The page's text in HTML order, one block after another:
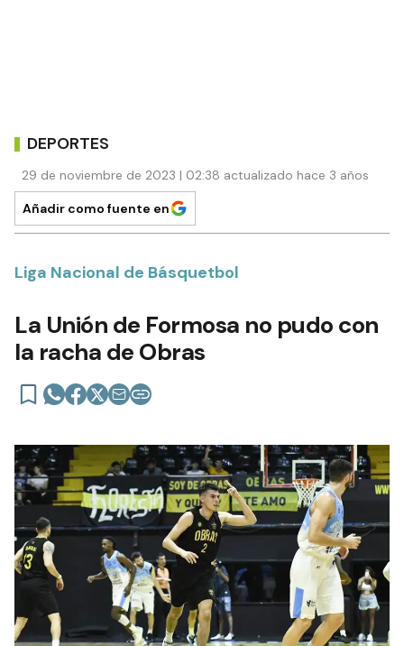
DEPORTES
29 de noviembre de 2023 | 02:38 actualizado hace 3 años
Añadir como fuente en
Liga Nacional de Básquetbol
La Unión de Formosa no pudo con
la racha de Obras